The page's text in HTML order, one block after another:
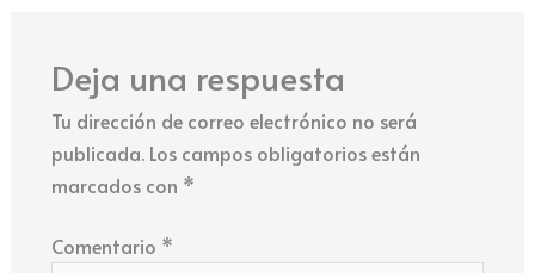
Deja una respuesta
Tu dirección de correo electrónico no será
publicada. Los campos obligatorios están
marcados con *
Comentario *